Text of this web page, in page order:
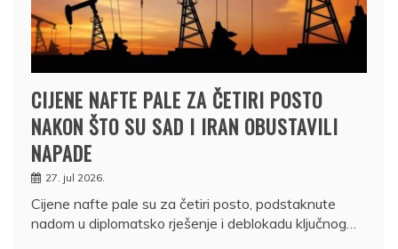
CIJENE NAFTE PALE ZA ČETIRI POSTO
NAKON ŠTO SU SAD I IRAN OBUSTAVILI
NAPADE
27. jul 2026.
Cijene nafte pale su za četiri posto, podstaknute
nadom u diplomatsko rješenje i deblokadu ključnog…